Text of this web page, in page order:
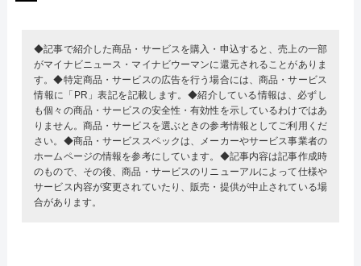
◆記事で紹介した商品・サービスを購入・申込すると、売上の一部
がマイナビニュース・マイナビウーマンに還元されることがありま
す。◆特定商品・サービスの広告を行う場合には、商品・サービス
情報に「PR」表記を記載します。◆紹介している情報は、必ずし
も個々の商品・サービスの安全性・有効性を示しているわけではあ
りません。商品・サービスを選ぶときの参考情報としてご利用くだ
さい。◆商品・サービススペックは、メーカーやサービス事業者の
ホームページの情報を参考にしています。◆記事内容は記事作成時
のもので、その後、商品・サービスのリニューアルによって仕様や
サービス内容が変更されていたり、販売・提供が中止されている場
合があります。